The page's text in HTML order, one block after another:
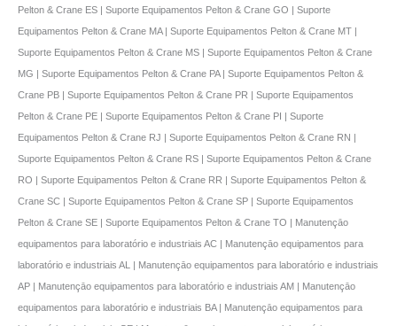
Pelton & Crane ES | Suporte Equipamentos Pelton & Crane GO | Suporte
Equipamentos Pelton & Crane MA | Suporte Equipamentos Pelton & Crane MT |
Suporte Equipamentos Pelton & Crane MS | Suporte Equipamentos Pelton & Crane
MG | Suporte Equipamentos Pelton & Crane PA | Suporte Equipamentos Pelton &
Crane PB | Suporte Equipamentos Pelton & Crane PR | Suporte Equipamentos
Pelton & Crane PE | Suporte Equipamentos Pelton & Crane PI | Suporte
Equipamentos Pelton & Crane RJ | Suporte Equipamentos Pelton & Crane RN |
Suporte Equipamentos Pelton & Crane RS | Suporte Equipamentos Pelton & Crane
RO | Suporte Equipamentos Pelton & Crane RR | Suporte Equipamentos Pelton &
Crane SC | Suporte Equipamentos Pelton & Crane SP | Suporte Equipamentos
Pelton & Crane SE | Suporte Equipamentos Pelton & Crane TO | Manutençāo
equipamentos para laboratório e industriais AC | Manutençāo equipamentos para
laboratório e industriais AL | Manutençāo equipamentos para laboratório e industriais
AP | Manutençāo equipamentos para laboratório e industriais AM | Manutençāo
equipamentos para laboratório e industriais BA | Manutençāo equipamentos para